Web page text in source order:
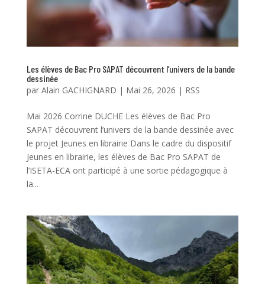
Les élèves de Bac Pro SAPAT découvrent l’univers de la bande
dessinée
par Alain GACHIGNARD | Mai 26, 2026 | RSS
Mai 2026 Corrine DUCHE Les élèves de Bac Pro
SAPAT découvrent l’univers de la bande dessinée avec
le projet Jeunes en librairie Dans le cadre du dispositif
Jeunes en librairie, les élèves de Bac Pro SAPAT de
l’ISETA-ECA ont participé à une sortie pédagogique à
la...